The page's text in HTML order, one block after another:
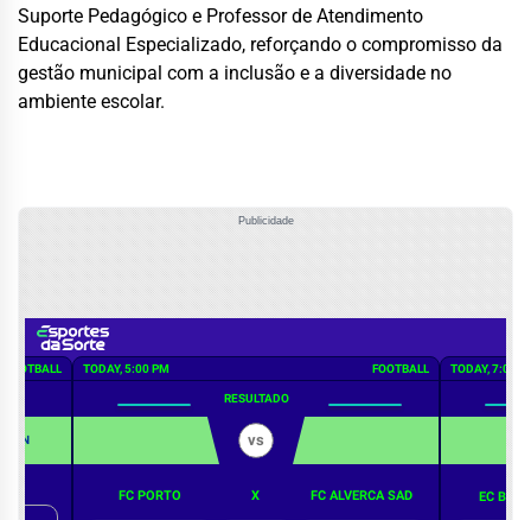
Suporte Pedagógico e Professor de Atendimento
Educacional Especializado, reforçando o compromisso da
gestão municipal com a inclusão e a diversidade no
ambiente escolar.
Publicidade